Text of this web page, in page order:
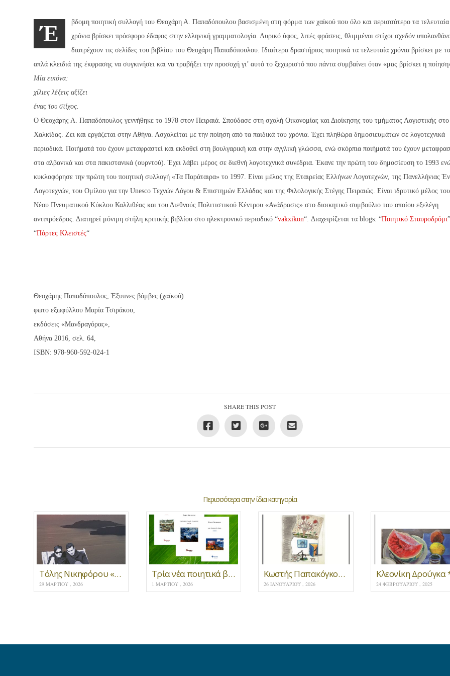
Έ
βδομη ποιητική συλλογή του Θεοχάρη Α. Παπαδόπουλου βασισμένη στη φόρμα των χαϊκού που όλο και περισσότερο τα τελευταία
χρόνια βρίσκει πρόσφορο έδαφος στην ελληνική γραμματολογία. Λυρικό ύφος, λιτές φράσεις, θλιμμένοι στίχοι σχεδόν
διατρέχουν τις σελίδες του βιβλίου του Θεοχάρη Παπαδόπουλου. Ιδιαίτερα δραστήριος ποιητικά τα τελευταία χρόνια βρίσκει με
απλά κλειδιά της έκφρασης να συγκινήσει και να τραβήξει την προσοχή γι’ αυτό το ξεχωριστό που πάντα συμβαίνει όταν «μας βρίσκει η
Μία εικόνα:
χίλιες λέξεις αξίζει
ένας του στίχος.
Ο Θεοχάρης Α. Παπαδόπουλος γεννήθηκε το 1978 στον Πειραιά. Σπούδασε στη σχολή Οικονομίας και Διοίκησης του τμήματος Λογιστικής
Χαλκίδας. Zει και εργάζεται στην Αθήνα. Ασχολείται με την ποίηση από τα παιδικά του χρόνια. Έχει πληθώρα δημοσιευμάτων σε λογοτεχνικά
περιοδικά. Ποιήματά του έχουν μεταφραστεί και εκδοθεί στη βουλγαρική και στην αγγλική γλώσσα, ενώ σκόρπια ποιήματά του έχουν
στα αλβανικά και στα πακιστανικά (ουρντού). Έχει λάβει μέρος σε διεθνή λογοτεχνικά συνέδρια. Έκανε την πρώτη του δημοσίευση το 1993
κυκλοφόρησε την πρώτη του ποιητική συλλογή «Τα Παράταιρα» το 1997. Είναι μέλος της Εταιρείας Ελλήνων Λογοτεχνών, της Πανελλήνιας
Λογοτεχνών, του Ομίλου για την Unesco Τεχνών Λόγου & Επιστημών Ελλάδας και της Φιλολογικής Στέγης Πειραιώς. Είναι ιδρυτικό μέλος του
Νέου Πνευματικού Κύκλου Καλλιθέας και του Διεθνούς Πολιτιστικού Κέντρου «Ανάδρασις» στο διοικητικό συμβούλιο του οποίου εξελέγη
αντιπρόεδρος. Διατηρεί μόνιμη στήλη κριτικής βιβλίου στο ηλεκτρονικό περιοδικό “vakxikon“. Διαχειρίζεται τα blogs: “Ποιητικό Σταυροδρόμι
“Πόρτες Κλειστές“
Θεοχάρης Παπαδόπουλος, Έξυπνες βόμβες (χαϊκού)
φωτο εξωφύλλου Μαρία Τσιράκου,
εκδόσεις «Μανδραγόρας»,
Αθήνα 2016, σελ. 64,
ISBN: 978-960-592-024-1
SHARE THIS POST
Περισσότερα στην ίδια κατηγορία
Τόλης Νικηφόρου «μαζί σου και στο πουθενά»
29 ΜΑΡΤΊΟΥ , 2026
Τρία νέα ποιητικά βιβλία του Τόλη Νικηφόρου
1 ΜΑΡΤΊΟΥ , 2026
Κωστής Παπακόγκος * Νότος
26 ΙΑΝΟΥΑΡΊΟΥ , 2026 24 ΦΕΒΡΟΥΑΡΊΟΥ , 2025